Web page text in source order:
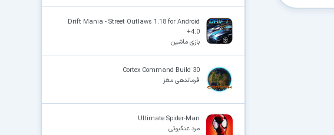
Drift Mania - Street Outlaws 1.18 for Android
+4.0
بازی ماشین
Cortex Command Build 30
فرماندهی مغز
Ultimate Spider-Man
مرد عنکبوتی